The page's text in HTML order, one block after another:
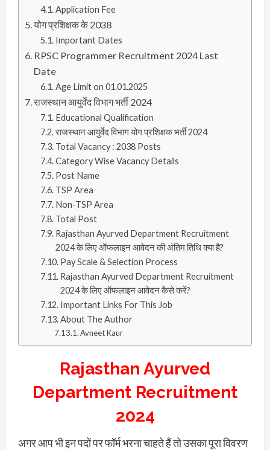
Application Fee
योग प्रशिक्षक के 2038
Important Dates
RPSC Programmer Recruitment 2024 Last
Date
Age Limit on 01.01.2025
राजस्थान आयुर्वेद विभाग भर्ती 2024
Educational Qualification
राजस्थान आयुर्वेद विभाग योग प्रशिक्षक भर्ती 2024
Total Vacancy : 2038 Posts
Category Wise Vacancy Details
Post Name
TSP Area
Non-TSP Area
Total Post
Rajasthan Ayurved Department Recruitment
2024 के लिए ऑफलाइन आवेदन की अंतिम तिथि क्या है?
Pay Scale & Selection Process
Rajasthan Ayurved Department Recruitment
2024 के लिए ऑफलाइन आवेदन कैसे करें?
Important Links For This Job
About The Author
Avneet Kaur
Rajasthan Ayurved
Department Recruitment
2024
अगर आप भी इन पदों पर फॉर्म भरना चाहते हैं तो उसका पूरा विवरण